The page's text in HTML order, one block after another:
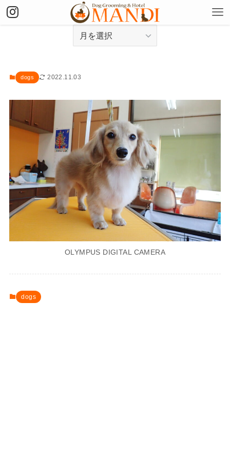
dogs 2022.11.03
OLYMPUS DIGITAL CAMERA
dogs